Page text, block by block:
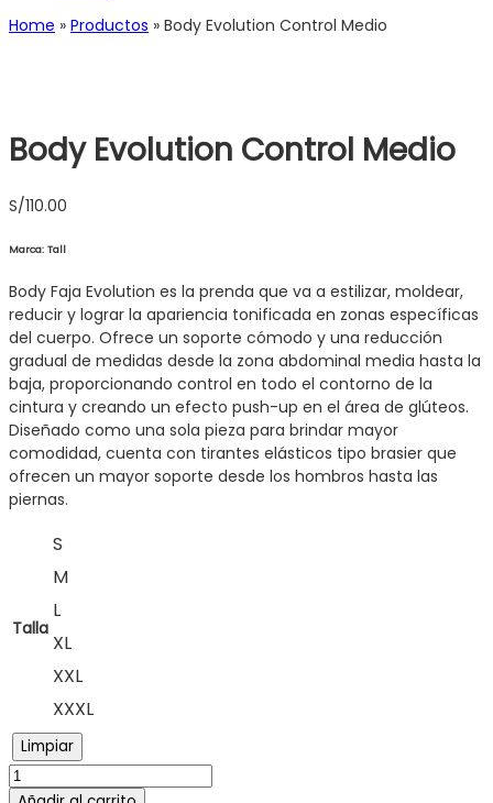
Home » Productos » Body Evolution Control Medio
Body Evolution Control Medio
S/110.00
Marca: Tall
Body Faja Evolution es la prenda que va a estilizar, moldear,
reducir y lograr la apariencia tonificada en zonas específicas
del cuerpo. Ofrece un soporte cómodo y una reducción
gradual de medidas desde la zona abdominal media hasta la
baja, proporcionando control en todo el contorno de la
cintura y creando un efecto push-up en el área de glúteos.
Diseñado como una sola pieza para brindar mayor
comodidad, cuenta con tirantes elásticos tipo brasier que
ofrecen un mayor soporte desde los hombros hasta las
piernas.
Talla
S
M
L
XL
XXL
XXXL
Limpiar